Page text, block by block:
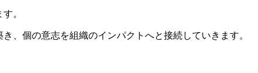
。
、個の意志を組織のインパクトへと接続していきます。